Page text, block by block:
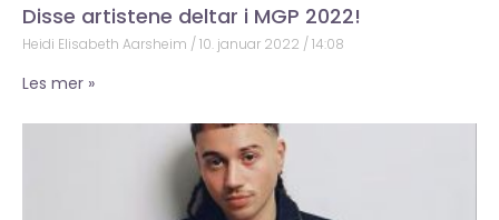
Disse artistene deltar i MGP 2022!
Heidi Elisabeth Aarsheim 10. januar 2022 14:08
Les mer »